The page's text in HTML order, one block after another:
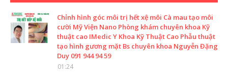
Chỉnh hình góc môi trị hết xệ môi Cà mau tạo môi
cười Mỹ Viện Nano Phòng khám chuyên khoa Kỹ
thuật cao IMedic Y Khoa Kỹ Thuật Cao Phẫu thuật
tạo hình gương mặt Bs chuyên khoa Nguyễn Đặng
Duy 091 944 94 59
01:24